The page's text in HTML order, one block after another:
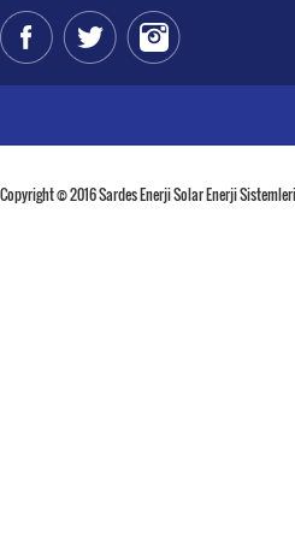
Copyright © 2016 Sardes Enerji Solar Enerji Sistemleri